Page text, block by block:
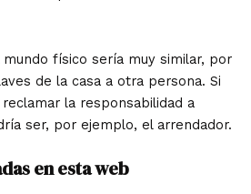
físico sería muy similar, por
de la casa a otra persona. Si
la responsabilidad a
ser, por ejemplo, el arrendador.
en esta web